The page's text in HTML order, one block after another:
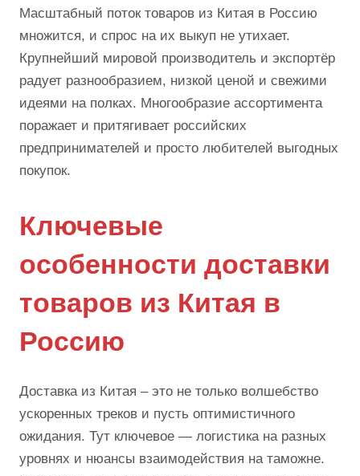
Масштабный поток товаров из Китая в Россию
множится, и спрос на их выкуп не утихает.
Крупнейший мировой производитель и экспортёр
радует разнообразием, низкой ценой и свежими
идеями на полках. Многообразие ассортимента
поражает и притягивает российских
предпринимателей и просто любителей выгодных
покупок.
Ключевые
особенности доставки
товаров из Китая в
Россию
Доставка из Китая – это не только волшебство
ускоренных треков и пусть оптимистичного
ожидания. Тут ключевое — логистика на разных
уровнях и нюансы взаимодействия на таможне.